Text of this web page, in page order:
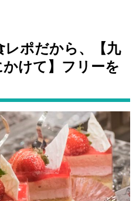
ポだから、【九
けて】フリーを